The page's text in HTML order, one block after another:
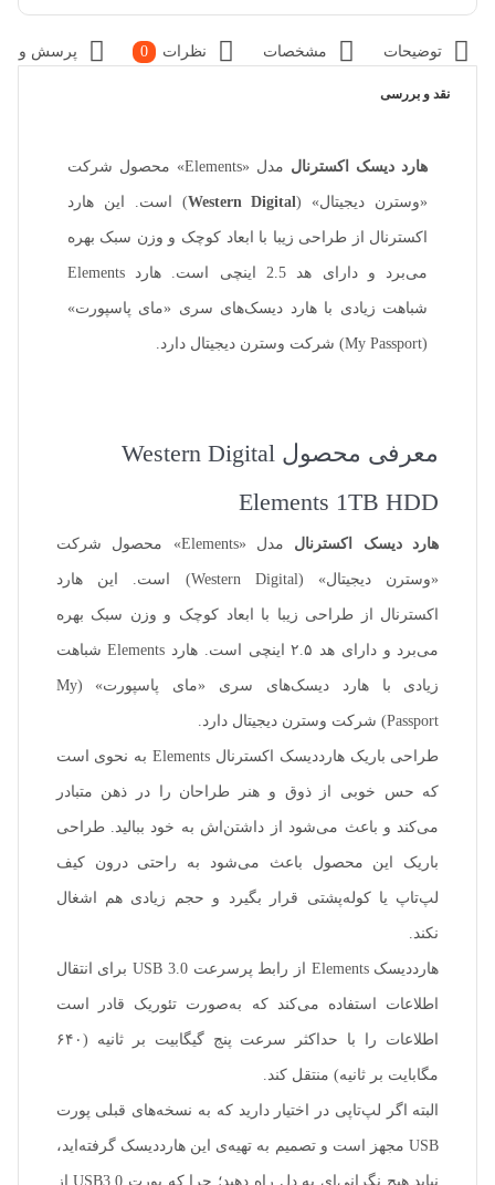
توضیحات مشخصات نظرات 0 پرسش و
نقد و بررسی
هارد دیسک‌ اکسترنال مدل «Elements» محصول شرکت
«وسترن دیجیتال» (Western Digital) است. این هارد
اکسترنال از طراحی زیبا با ابعاد کوچک و وزن سبک بهره
می‌برد و دارای هد 2.5 اینچی است. هارد Elements
شباهت زیادی با هارد دیسک‌های سری «مای پاسپورت»
(My Passport) شرکت وسترن دیجیتال دارد.
معرفی محصول Western Digital
Elements 1TB HDD
هارد دیسک‌ اکسترنال مدل «Elements» محصول شرکت
«وسترن دیجیتال» (Western Digital) است. این هارد
اکسترنال از طراحی زیبا با ابعاد کوچک و وزن سبک بهره
می‌برد و دارای هد ۲.۵ اینچی است. هارد Elements شباهت
زیادی با هارد دیسک‌های سری «مای پاسپورت» (My
Passport) شرکت وسترن دیجیتال دارد.
طراحی باریک هارددیسک اکسترنال Elements به نحوی است
که حس خوبی از ذوق و هنر طراحان را در ذهن متبادر
می‌کند و باعث می‌شود از داشتن‌اش به خود ببالید. طراحی
باریک این محصول باعث می‌شود به راحتی درون کیف
لپ‌تاپ یا کوله‌پشتی قرار بگیرد و حجم زیادی هم اشغال
نکند.
هارددیسک Elements از رابط پرسرعت USB 3.0 برای انتقال
اطلاعات استفاده می‌کند که به‌صورت تئوریک قادر است
اطلاعات را با حداکثر سرعت پنج گیگابیت بر ثانیه (۶۴۰
مگابایت بر ثانیه) منتقل کند.
البته اگر لپ‌تاپی در اختیار دارید که به نسخه‌های قبلی پورت
USB مجهز است و تصمیم به تهیه‌ی این هارددیسک گرفته‌اید،
نباید هیچ نگرانی‌ای به دل راه دهید؛ چرا که پورت USB3.0 از